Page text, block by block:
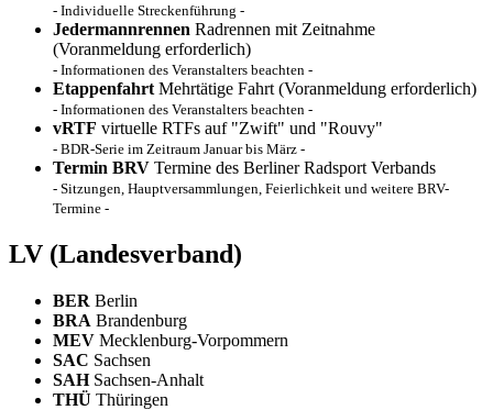
- Individuelle Streckenführung -
Jedermannrennen Radrennen mit Zeitnahme
(Voranmeldung erforderlich)
- Informationen des Veranstalters beachten -
Etappenfahrt Mehrtätige Fahrt (Voranmeldung erforderlich)
- Informationen des Veranstalters beachten -
vRTF virtuelle RTFs auf "Zwift" und "Rouvy"
- BDR-Serie im Zeitraum Januar bis März -
Termin BRV Termine des Berliner Radsport Verbands
- Sitzungen, Hauptversammlungen, Feierlichkeit und weitere BRV-
Termine -
LV (Landesverband)
BER Berlin
BRA Brandenburg
MEV Mecklenburg-Vorpommern
SAC Sachsen
SAHSachsen-Anhalt
THÜ Thüringen